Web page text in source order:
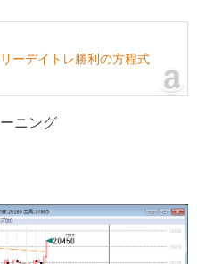
ーデイトレ勝利の方程式
ニング